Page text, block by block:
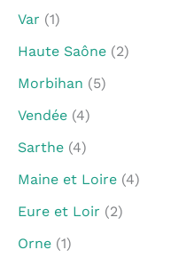
Var (1)
Haute Saône (2)
Morbihan (5)
Vendée (4)
Sarthe (4)
Maine et Loire (4)
Eure et Loir (2)
Orne (1)